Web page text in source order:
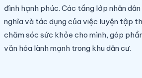
đình hạnh phúc. Các tầng lớp nhân
nghĩa và tác dụng của việc luyện tập
chăm sóc sức khỏe cho mình, góp
văn hóa lành mạnh trong khu dân cư.